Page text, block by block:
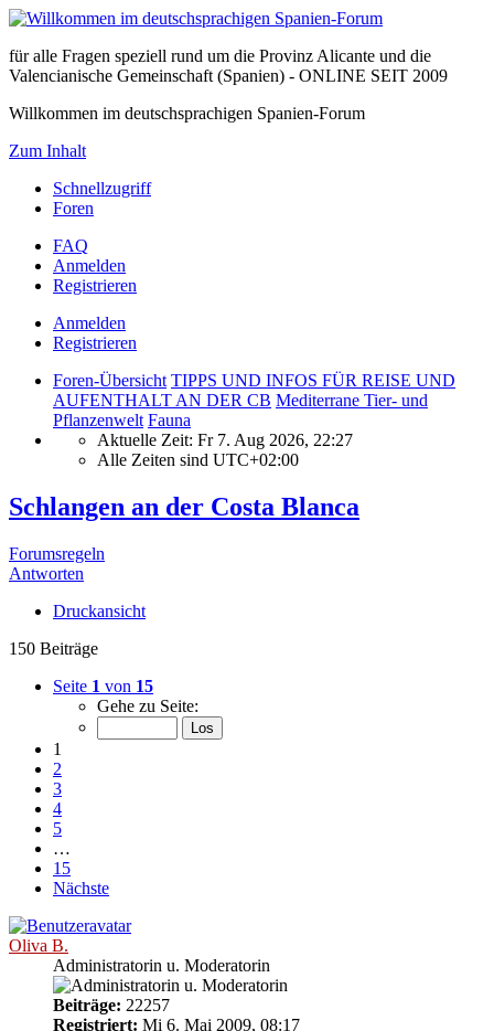
für alle Fragen speziell rund um die Provinz Alicante und die
Valencianische Gemeinschaft (Spanien) - ONLINE SEIT 2009
Willkommen im deutschsprachigen Spanien-Forum
Zum Inhalt
Schnellzugriff
Foren
FAQ
Anmelden
Registrieren
Anmelden
Registrieren
Foren-Übersicht TIPPS UND INFOS FÜR REISE UND
AUFENTHALT AN DER CB Mediterrane Tier- und
Pflanzenwelt Fauna
Aktuelle Zeit: Fr 7. Aug 2026, 22:27
Alle Zeiten sind UTC+02:00
Schlangen an der Costa Blanca
Forumsregeln
Antworten
Druckansicht
150 Beiträge
Seite 1 von 15
Gehe zu Seite:
1
2
3
4
5
…
15
Nächste
Oliva B.
Administratorin u. Moderatorin
Beiträge: 22257
Registriert: Mi 6. Mai 2009, 08:17